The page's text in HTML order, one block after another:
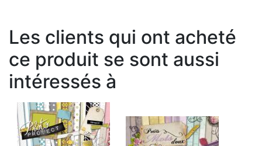
Les clients qui ont acheté
ce produit se sont aussi
intéressés à